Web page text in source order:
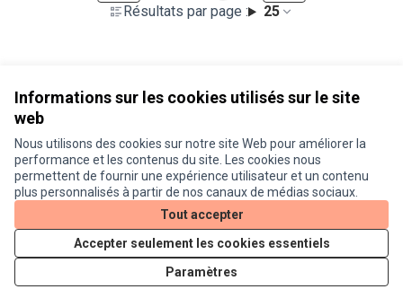
Informations sur les cookies utilisés sur le site
web
Nous utilisons des cookies sur notre site Web pour améliorer la
performance et les contenus du site. Les cookies nous
permettent de fournir une expérience utilisateur et un contenu
plus personnalisés à partir de nos canaux de médias sociaux.
Tout accepter
Accepter seulement les cookies essentiels
Paramètres
Résultats par page : 25
Conditions d'utilisation
Paramètres des cookies
Je participe ! sur X
(Lien externe)
Je participe ! sur Facebook
Je participe ! sur Instagram
Site réalisé grâce aulogiciel libre Decidim .
Licence
(Lien